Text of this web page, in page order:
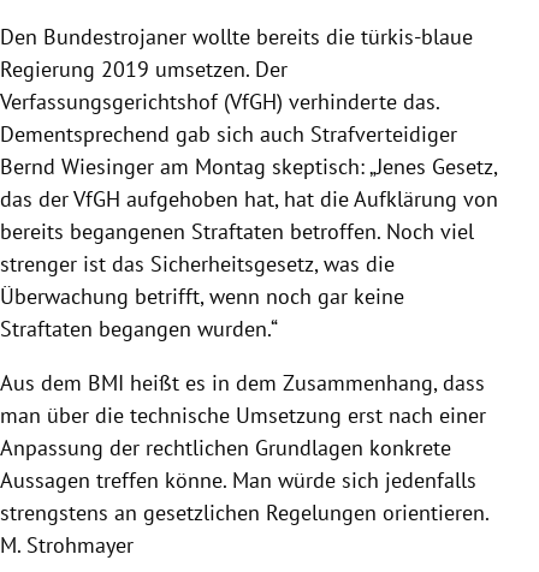
Den Bundestrojaner wollte bereits die türkis-blaue
Regierung 2019 umsetzen. Der
Verfassungsgerichtshof (VfGH) verhinderte das.
Dementsprechend gab sich auch Strafverteidiger
Bernd Wiesinger am Montag skeptisch: „Jenes Gesetz,
das der VfGH aufgehoben hat, hat die Aufklärung von
bereits begangenen Straftaten betroffen. Noch viel
strenger ist das Sicherheitsgesetz, was die
Überwachung betrifft, wenn noch gar keine
Straftaten begangen wurden.“
Aus dem BMI heißt es in dem Zusammenhang, dass
man über die technische Umsetzung erst nach einer
Anpassung der rechtlichen Grundlagen konkrete
Aussagen treffen könne. Man würde sich jedenfalls
strengstens an gesetzlichen Regelungen orientieren.
M. Strohmayer